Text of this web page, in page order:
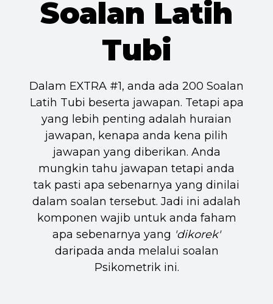
Soalan Latih
Tubi
Dalam EXTRA #1, anda ada 200 Soalan
Latih Tubi beserta jawapan. Tetapi apa
yang lebih penting adalah huraian
jawapan, kenapa anda kena pilih
jawapan yang diberikan. Anda
mungkin tahu jawapan tetapi anda
tak pasti apa sebenarnya yang dinilai
dalam soalan tersebut. Jadi ini adalah
komponen wajib untuk anda faham
apa sebenarnya yang 'dikorek'
daripada anda melalui soalan
Psikometrik ini.